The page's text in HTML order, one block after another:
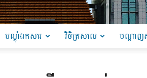
បណ្ដុំឯកសារ វិចិត្រសាល បណ្តាញ